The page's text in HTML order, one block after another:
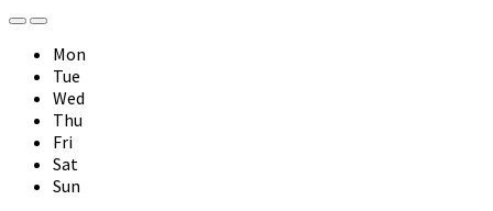
Previous
Month
Next
Month
Mon
Tue
Wed
Thu
Fri
Sat
Sun